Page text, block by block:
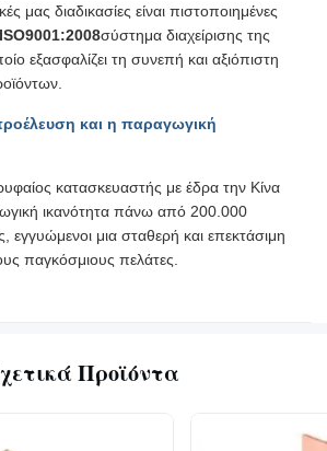
μας διαδικασίες είναι πιστοποιημένες
ISO9001:2008σύστημα διαχείρισης της
εξασφαλίζει τη συνεπή και αξιόπιστη
και η παραγωγική
κατασκευαστής με έδρα την Κίνα
ικανότητα πάνω από 200.000
εγγυώμενοι μια σταθερή και επεκτάσιμη
παγκόσμιους πελάτες.
Προϊόντα